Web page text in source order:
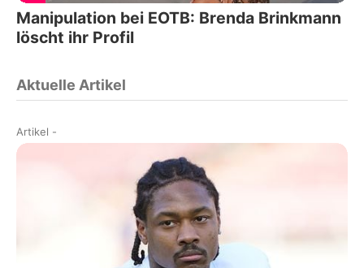
Manipulation bei EOTB: Brenda Brinkmann
löscht ihr Profil
Aktuelle Artikel
Artikel -